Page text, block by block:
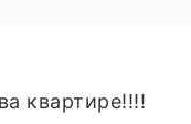
квартире!!!!